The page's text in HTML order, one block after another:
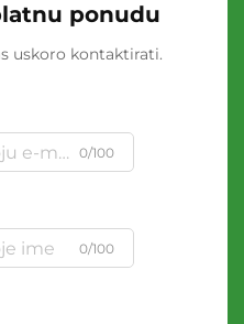
ponudu
uskoro kontaktirati.
0/100
0/100